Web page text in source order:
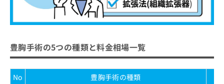
豊胸手術の5つの種類と料金相場一覧
No
豊胸手術の種類